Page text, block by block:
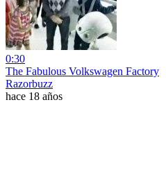
0:30
The Fabulous Volkswagen Factory
Razorbuzz
hace 18 años